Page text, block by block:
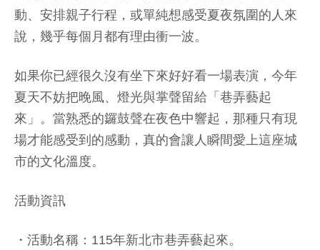
動、安排親子行程，或單純想感受夏夜氛圍的人來
說，幾乎每個月都有理由衝一波。
如果你已經很久沒有坐下來好好看一場表演，今年
夏天不妨把晚風、燈光與掌聲留給「巷弄藝起
來」。當熟悉的鑼鼓聲在夜色中響起，那種只有現
場才能感受到的感動，真的會讓人瞬間愛上這座城
市的文化溫度。
活動資訊
・活動名稱：115年新北市巷弄藝起來。